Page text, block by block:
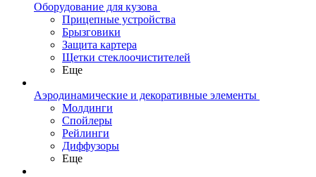
Оборудование для кузова
Прицепные устройства
Брызговики
Защита картера
Щетки стеклоочистителей
Еще
Аэродинамические и декоративные элементы
Молдинги
Спойлеры
Рейлинги
Диффузоры
Еще